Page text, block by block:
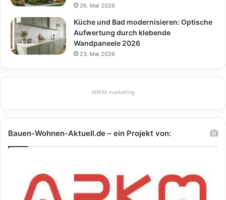
26. Mai 2026
Küche und Bad modernisieren: Optische
Aufwertung durch klebende
Wandpaneele 2026
23. Mai 2026
ARKM.marketing
Bauen-Wohnen-Aktuell.de – ein Projekt von: